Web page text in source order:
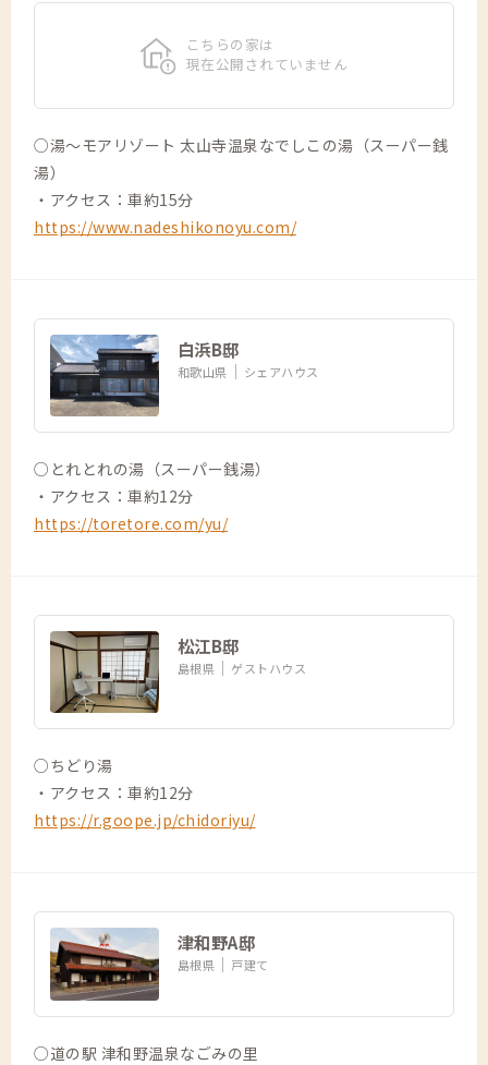
こちらの家は
現在公開されていません
○湯～モアリゾート 太山寺温泉なでしこの湯（スーパー銭
湯）
・アクセス：車約15分
https://www.nadeshikonoyu.com/
白浜B邸
和歌山県 シェアハウス
○とれとれの湯（スーパー銭湯）
・アクセス：車約12分
https://toretore.com/yu/
松江B邸
島根県 ゲストハウス
○ちどり湯
・アクセス：車約12分
https://r.goope.jp/chidoriyu/
津和野A邸
島根県 戸建て
○道の駅 津和野温泉なごみの里